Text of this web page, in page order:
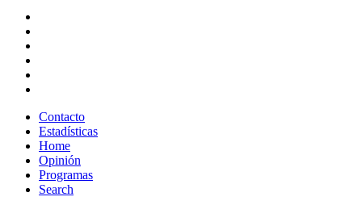
Contacto
Estadísticas
Home
Opinión
Programas
Search